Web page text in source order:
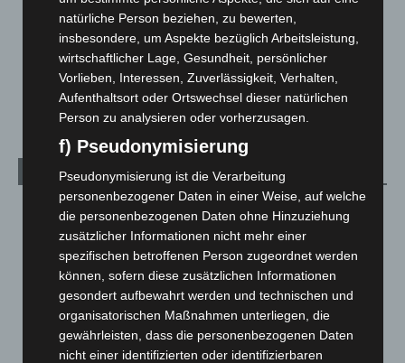
Menschen
Über uns
Veranstaltungen
1.269
Archiv
August 2026(10)
Juli 2026(73)
Juni 2026(139)
Mai 2026(99)
April 2026(99)
März 2026
(115)
natürliche Person beziehen, zu bewerten,
insbesondere, um Aspekte bezüglich Arbeitsleistung,
wirtschaftlicher Lage, Gesundheit, persönlicher
Vorlieben, Interessen, Zuverlässigkeit, Verhalten,
Aufenthaltsort oder Ortswechsel dieser natürlichen
Person zu analysieren oder vorherzusagen.
f) Pseudonymisierung
Pseudonymisierung ist die Verarbeitung
personenbezogener Daten in einer Weise, auf welche
die personenbezogenen Daten ohne Hinzuziehung
zusätzlicher Informationen nicht mehr einer
spezifischen betroffenen Person zugeordnet werden
können, sofern diese zusätzlichen Informationen
gesondert aufbewahrt werden und technischen und
organisatorischen Maßnahmen unterliegen, die
gewährleisten, dass die personenbezogenen Daten
nicht einer identifizierten oder identifizierbaren